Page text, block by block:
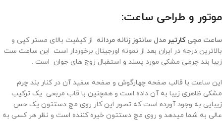
موتور و طراحی ساعت:
ساعت مچیکارتیر مدل سانتوز زنانه مردانه از کیفیت بالای مستر کپی و
بالاترین درجه در ایران بعد از نمونه اورجینال برخوردار است این ساعت ست
زیبا بند چرمی مشکی مورد پسند و استقبال زوج های جوان است .
این ساعت با قالب صفحه چهارگوش و صفحه سفید آن در کنار بند چرم
مشکی ظاهری زیبا به آن داده است و همچنین با قاب مربعی یک ترکیب
زیبایی به وجود آورده است که تصور این کار روی مچ دستتون یک حس
عالی به شما میدهد و روی مچ دستتون خیره کننده است و نظر هر کسی به